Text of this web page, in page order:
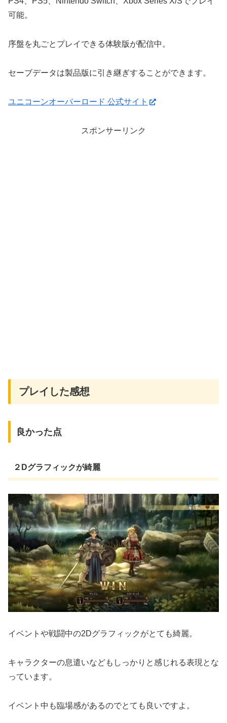
可能。
序盤を丸ごとプレイできる体験版が配信中。
セーブデータは製品版に引き継ぎすることができます。
ユニコーンオーバーロード 公式サイト
スポンサーリンク
プレイした感想
良かった点
２Dグラフィックが綺麗
イベントや戦闘中の2Dグラフィックがとても綺麗。
キャラクターの息遣いなどもしっかりと感じれる表現とな
っています。
イベント中も臨場感があるのでとても良いですよ。